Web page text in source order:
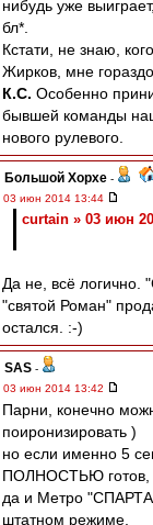
нибудь уже
бл*.
Кстати, не знаю,
Жирков, мне
К.С. Особенно
бывшей команды
нового рулевого.
Большой Хорхе -
03 июн 2014 13:44
curtain » 03 июн
Да не, всё логично.
"святой Роман"
остался. :-)
SAS -
03 июн 2014 13:42
Парни, конечно
поиронизировать )
но если именно 5
ПОЛНОСТЬЮ готов,
да и Метро
штатном режиме,